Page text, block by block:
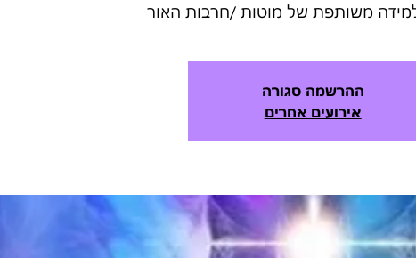
משותפת של מוטות /חרבות האור
ההרשמה סגורה
אירועים אחרים